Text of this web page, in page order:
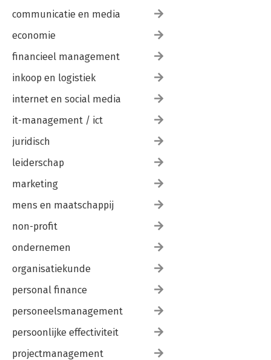
communicatie en media
economie
financieel management
inkoop en logistiek
internet en social media
it-management / ict
juridisch
leiderschap
marketing
mens en maatschappij
non-profit
ondernemen
organisatiekunde
personal finance
personeelsmanagement
persoonlijke effectiviteit
projectmanagement